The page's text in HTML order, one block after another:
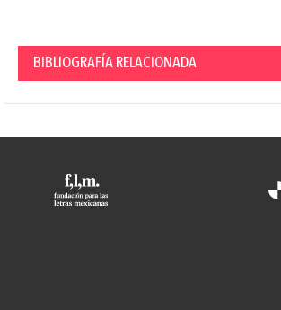
BIBLIOGRAFÍA RELACIONADA